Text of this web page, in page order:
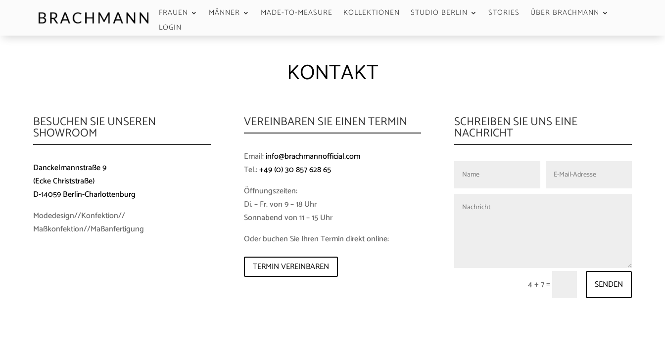
FRAUEN MÄNNER MADE-TO-MEASURE KOLLEKTIONEN STUDIO BERLIN STORIES
ÜBER BRACHMANN
LOGIN
KONTAKT
BESUCHEN SIE UNSEREN
SHOWROOM
Danckelmannstraße 9
(Ecke Christstraße)
D-14059 Berlin-Charlottenburg
Modedesign//Konfektion//
Maßkonfektion//Maßanfertigung
VEREINBAREN SIE EINEN TERMIN
Email:info@brachmannofficial.com
Tel.:+49 (0) 30 857 628 65
Öffnungszeiten:
Di. – Fr. von 9 – 18 Uhr
Sonnabend von 11 – 15 Uhr
Oder buchen Sie Ihren Termin direkt online:
TERMIN VEREINBAREN
SCHREIBEN SIE UNS EINE
NACHRICHT
4 + 7= SENDEN